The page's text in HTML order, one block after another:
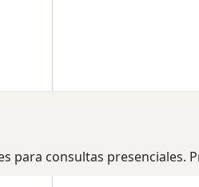
para consultas presenciales.